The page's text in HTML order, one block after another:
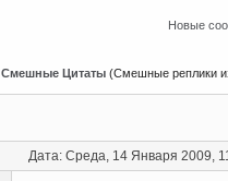
Новые
Смешные Цитаты (Смешные реплики
Дата: Среда, 14 Января 2009,